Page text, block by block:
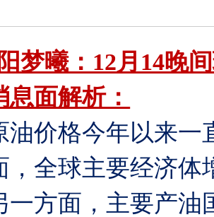
阳梦曦：12月14晚
息面解析：
油价格今年以来一
，全球主要经济体
一方面，主要产油